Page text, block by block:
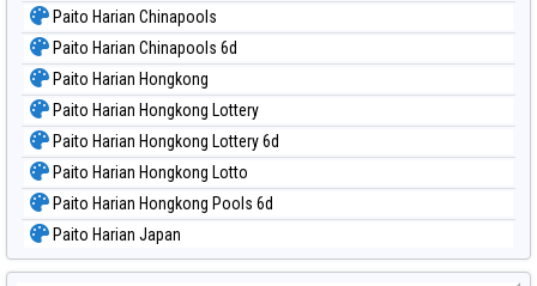
Paito Harian Chinapools
Paito Harian Chinapools 6d
Paito Harian Hongkong
Paito Harian Hongkong Lottery
Paito Harian Hongkong Lottery 6d
Paito Harian Hongkong Lotto
Paito Harian Hongkong Pools 6d
Paito Harian Japan
Paito Harian Japan 6d